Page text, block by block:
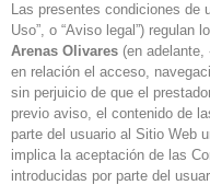
Las presentes condiciones de
Uso”, o “Aviso legal”) regulan
Arenas Olivares (en adelante,
en relación el acceso,
sin perjuicio de que el
previo aviso, el contenido de
parte del usuario al Sitio Web
implica la aceptación de las
introducidas por parte del